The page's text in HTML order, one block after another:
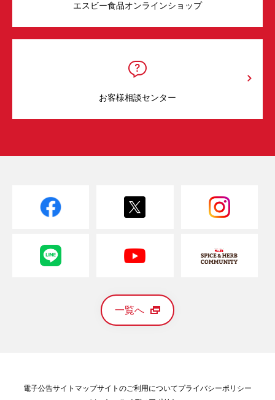
エスビー食品オンラインショップ
お客様相談センター
一覧へ
電子公告サイトマップサイトのご利用についてプライバシーポリシー